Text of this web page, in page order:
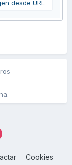
desde URL
Cookies